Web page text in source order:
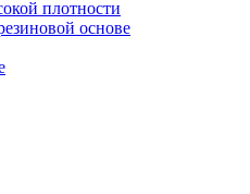
плотности
основе